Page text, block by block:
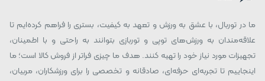
ما در توربال، با عشق به ورزش و تعهد به کیفیت، بستری را فراهم کرده‌ایم تا
علاقه‌مندان به ورزش‌های توپی و توربازی بتوانند به راحتی و با اطمینان،
تجهیزات مورد نیاز خود را تهیه کنند. هدف ما چیزی فراتر از فروش کالا است؛ ما
اینجاییم تا تجربه‌ای حرفه‌ای، صادقانه و تخصصی را برای ورزشکاران، مربیان،